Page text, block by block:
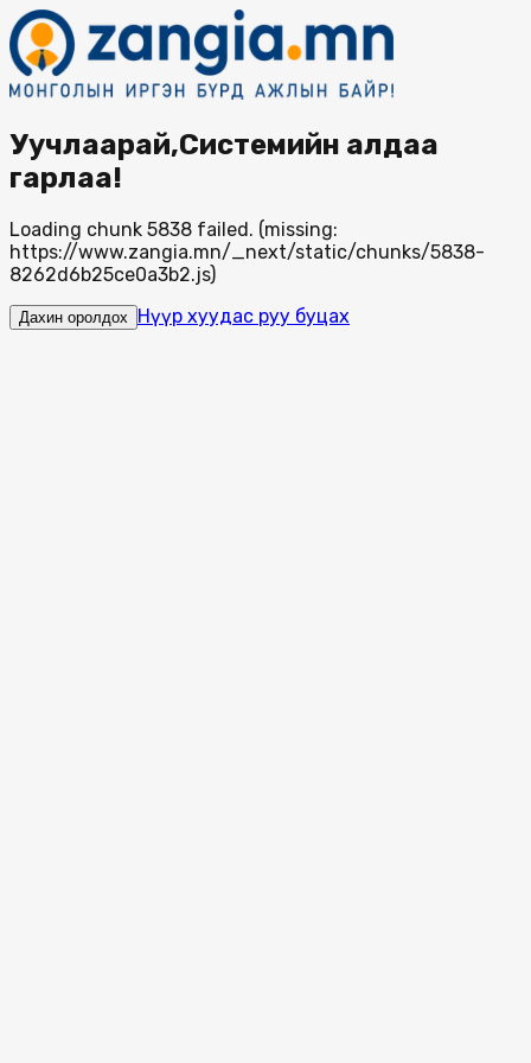
Уучлаарай,Системийн алдаа
гарлаа!
Loading chunk 5838 failed. (missing:
https://www.zangia.mn/_next/static/chunks/5838-
8262d6b25ce0a3b2.js)
Дахин оролдох Нүүр хуудас руу буцах